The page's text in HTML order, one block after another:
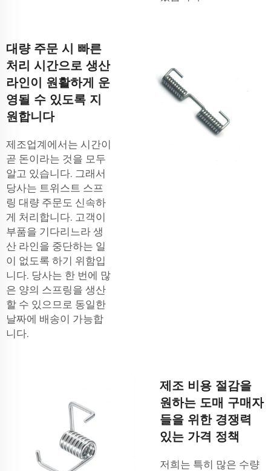
대량 주문 시 빠른
처리 시간으로 생산
라인이 원활하게 운
영될 수 있도록 지
원합니다
제조업계에서는 시간이
곧 돈이라는 것을 모두
알고 있습니다. 그래서
당사는 트위스트 스프
링 대량 주문도 신속하
게 처리합니다. 고객이
부품을 기다리느라 생
산 라인을 중단하는 일
이 없도록 하기 위함입
니다. 당사는 한 번에 많
은 양의 스프링을 생산
할 수 있으므로 동일한
날짜에 배송이 가능합
니다.
제조 비용 절감을
원하는 도매 구매자
들을 위한 경쟁력
있는 가격 정책
저희는 특히 많은 수량